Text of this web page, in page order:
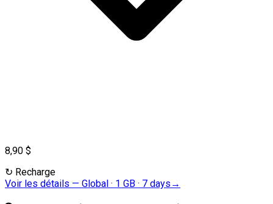
8,90 $
↻ Recharge
Voir les détails — Global · 1 GB · 7 days →